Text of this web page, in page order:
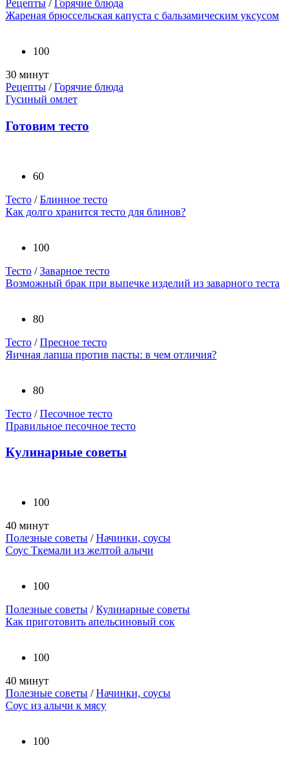
Рецепты /Горячие блюда
Жареная брюссельская капуста с бальзамическим уксусом
100
30 минут
Рецепты /Горячие блюда
Гусиный омлет
Готовим тесто
60
Тесто /Блинное тесто
Как долго хранится тесто для блинов?
100
Тесто /Заварное тесто
Возможный брак при выпечке изделий из заварного теста
80
Тесто /Пресное тесто
Яичная лапша против пасты: в чем отличия?
80
Тесто /Песочное тесто
Правильное песочное тесто
Кулинарные советы
100
40 минут
Полезные советы /Начинки, соусы
Соус Ткемали из желтой алычи
100
Полезные советы /Кулинарные советы
Как приготовить апельсиновый сок
100
40 минут
Полезные советы /Начинки, соусы
Соус из алычи к мясу
100